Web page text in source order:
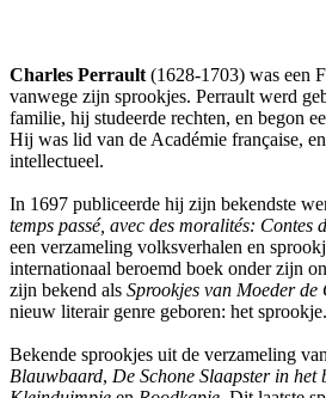
Charles Perrault (1628-1703) was een
vanwege zijn sprookjes. Perrault werd
familie, hij studeerde rechten, en begon
Hij was lid van de Académie française,
intellectueel.
In 1697 publiceerde hij zijn bekendste
temps passé, avec des moralités: Contes
een verzameling volksverhalen en
internationaal beroemd boek onder zijn
zijn bekend als Sprookjes van Moeder de
nieuw literair genre geboren: het sprookje.
Bekende sprookjes uit de verzameling
Blauwbaard, De Schone Slaapster in het